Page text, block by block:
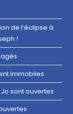
de l’éclipse à
!
immobiles
sont ouvertes